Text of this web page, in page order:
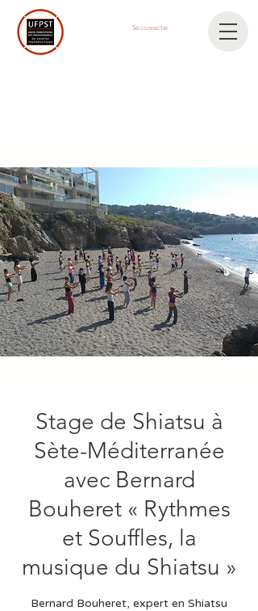
Se connecter
Stage de Shiatsu à
Sète-Méditerranée
avec Bernard
Bouheret « Rythmes
et Souffles, la
musique du Shiatsu »
Bernard Bouheret, expert en Shiatsu